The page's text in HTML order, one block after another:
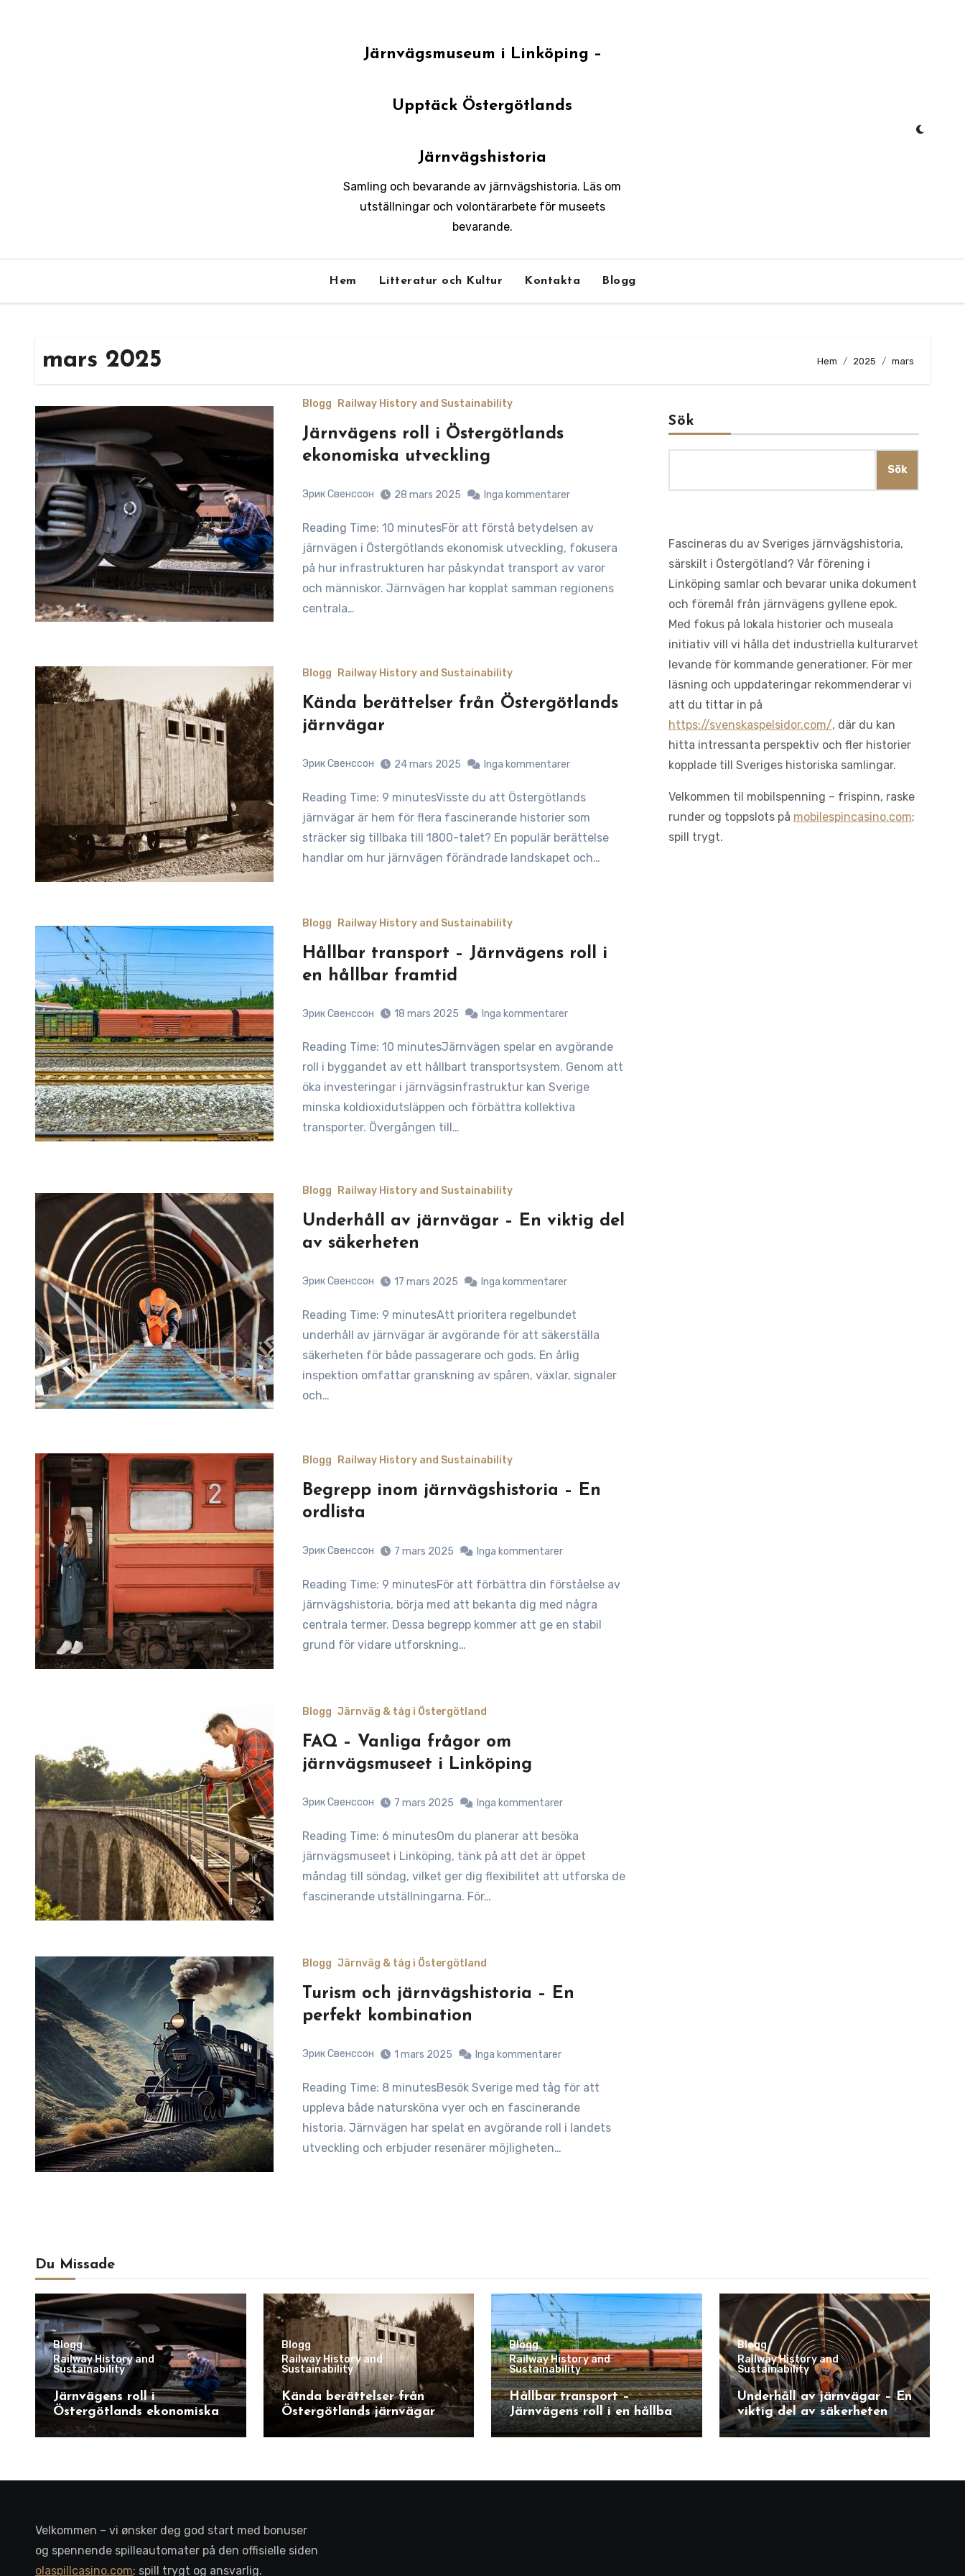
Järnvägsmuseum i Linköping –
Upptäck Östergötlands
Järnvägshistoria
Samling och bevarande av järnvägshistoria. Läs om
utställningar och volontärarbete för museets
bevarande.
Hem Litteratur och Kultur Kontakta Blogg
mars 2025 Hem 2025 mars
Blogg Railway History and Sustainability
Järnvägens roll i Östergötlands
ekonomiska utveckling
Эрик Свенссон 28 mars 2025 Inga kommentarer
Reading Time: 10 minutesFör att förstå betydelsen av
järnvägen i Östergötlands ekonomisk utveckling, fokusera
på hur infrastrukturen har påskyndat transport av varor
och människor. Järnvägen har kopplat samman regionens
centrala…
Blogg Railway History and Sustainability
Kända berättelser från Östergötlands
järnvägar
Эрик Свенссон 24 mars 2025 Inga kommentarer
Reading Time: 9 minutesVisste du att Östergötlands
järnvägar är hem för flera fascinerande historier som
sträcker sig tillbaka till 1800-talet? En populär berättelse
handlar om hur järnvägen förändrade landskapet och…
Blogg Railway History and Sustainability
Hållbar transport – Järnvägens roll i
en hållbar framtid
Эрик Свенссон 18 mars 2025 Inga kommentarer
Reading Time: 10 minutesJärnvägen spelar en avgörande
roll i byggandet av ett hållbart transportsystem. Genom att
öka investeringar i järnvägsinfrastruktur kan Sverige
minska koldioxidutsläppen och förbättra kollektiva
transporter. Övergången till…
Blogg Railway History and Sustainability
Underhåll av järnvägar – En viktig del
av säkerheten
Эрик Свенссон 17 mars 2025 Inga kommentarer
Reading Time: 9 minutesAtt prioritera regelbundet
underhåll av järnvägar är avgörande för att säkerställa
säkerheten för både passagerare och gods. En årlig
inspektion omfattar granskning av spåren, växlar, signaler
och…
Blogg Railway History and Sustainability
Begrepp inom järnvägshistoria – En
ordlista
Эрик Свенссон 7 mars 2025 Inga kommentarer
Reading Time: 9 minutesFör att förbättra din förståelse av
järnvägshistoria, börja med att bekanta dig med några
centrala termer. Dessa begrepp kommer att ge en stabil
grund för vidare utforskning…
Blogg Järnväg & tåg i Östergötland
FAQ – Vanliga frågor om
järnvägsmuseet i Linköping
Эрик Свенссон 7 mars 2025 Inga kommentarer
Reading Time: 6 minutesOm du planerar att besöka
järnvägsmuseet i Linköping, tänk på att det är öppet
måndag till söndag, vilket ger dig flexibilitet att utforska de
fascinerande utställningarna. För…
Blogg Järnväg & tåg i Östergötland
Turism och järnvägshistoria – En
perfekt kombination
Эрик Свенссон 1 mars 2025 Inga kommentarer
Reading Time: 8 minutesBesök Sverige med tåg för att
uppleva både natursköna vyer och en fascinerande
historia. Järnvägen har spelat en avgörande roll i landets
utveckling och erbjuder resenärer möjligheten…
Sök
Sök
Fascineras du av Sveriges järnvägshistoria,
särskilt i Östergötland? Vår förening i
Linköping samlar och bevarar unika dokument
och föremål från järnvägens gyllene epok.
Med fokus på lokala historier och museala
initiativ vill vi hålla det industriella kulturarvet
levande för kommande generationer. För mer
läsning och uppdateringar rekommenderar vi
att du tittar in på
https://svenskaspelsidor.com/, där du kan
hitta intressanta perspektiv och fler historier
kopplade till Sveriges historiska samlingar.
Velkommen til mobilspenning – frispinn, raske
runder og toppslots på mobilespincasino.com;
spill trygt.
Du Missade
Blogg
Railway History and
Sustainability
Järnvägens roll i
Östergötlands ekonomiska
utveckling
Blogg
Railway History and
Sustainability
Kända berättelser från
Östergötlands järnvägar
Blogg
Railway History and
Sustainability
Hållbar transport –
Järnvägens roll i en hållbar
framtid
Blogg
Railway History and
Sustainability
Underhåll av järnvägar – En
viktig del av säkerheten
Velkommen – vi ønsker deg god start med bonuser
og spennende spilleautomater på den offisielle siden
olaspillcasino.com; spill trygt og ansvarlig.